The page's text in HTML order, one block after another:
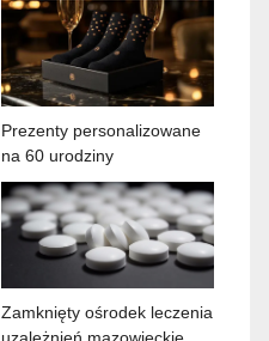
Prezenty personalizowane
na 60 urodziny
Zamknięty ośrodek leczenia
uzależnień mazowieckie